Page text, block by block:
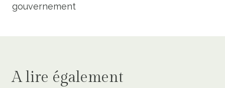
gouvernement
A lire également